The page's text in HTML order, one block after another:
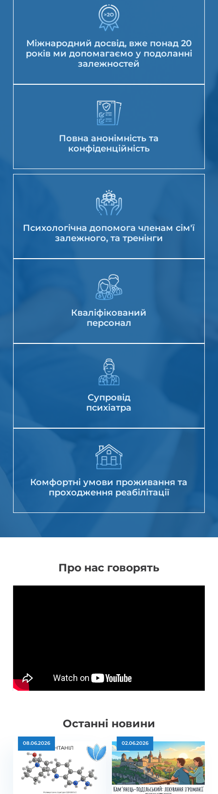
Міжнародний досвід, вже понад 20
років ми допомагаємо у подоланні
залежностей
Повна анонімність та
конфіденційність
Психологічна допомога членам сім'ї
залежного, та тренінги
Кваліфікований
персонал
Супровід
психіатра
Комфортні умови проживання та
проходження реабілітації
Про нас говорять
Останні новини
08.06.2026 02.06.2026